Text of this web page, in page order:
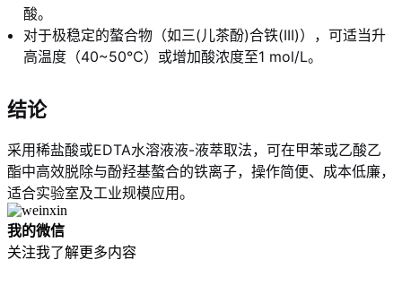
酸。
对于极稳定的螯合物（如三(儿茶酚)合铁(III)），可适当升
高温度（40~50℃）或增加酸浓度至1 mol/L。
结论
采用稀盐酸或EDTA水溶液液-液萃取法，可在甲苯或乙酸乙
酯中高效脱除与酚羟基螯合的铁离子，操作简便、成本低廉，
适合实验室及工业规模应用。
我的微信
关注我了解更多内容